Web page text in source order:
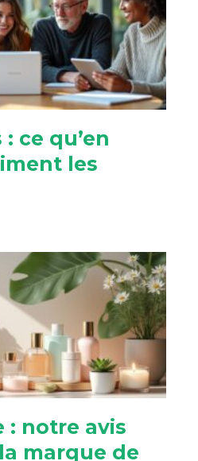
ce qu’en
les
: notre avis
marque de